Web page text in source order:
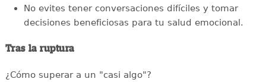
No evites tener conversaciones difíciles y tomar
decisiones beneficiosas para tu salud emocional.
Tras la ruptura
¿Cómo superar a un "casi algo"?